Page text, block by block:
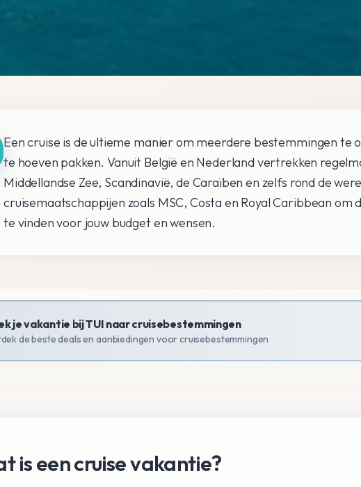
Een cruise is de ultieme manier om meerdere bestemmingen te
te hoeven pakken. Vanuit België en Nederland vertrekken
Middellandse Zee, Scandinavië, de Caraïben en zelfs rond de
cruisemaatschappijen zoals MSC, Costa en Royal Caribbean
te vinden voor jouw budget en wensen.
je vakantie bij TUI naarcruisebestemmingen
de beste deals en aanbiedingen voorcruisebestemmingen
is een cruise vakantie?